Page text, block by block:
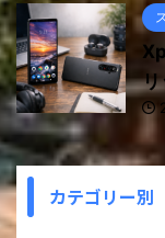
リ
カテゴリー別